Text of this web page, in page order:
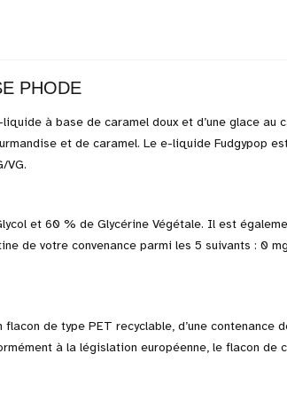
PHODE
à base de caramel doux et d’une glace au
et de caramel. Le e-liquide Fudgypop
VG.
et 60 % de Glycérine Végétale. Il est
de votre convenance parmi les 5 suivants : 0
de type PET recyclable, d’une contenance
à la législation européenne, le flacon